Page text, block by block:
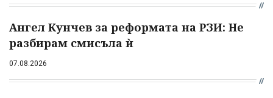
Ангел Кунчев за реформата на РЗИ: Не
разбирам смисъла ѝ
07.08.2026